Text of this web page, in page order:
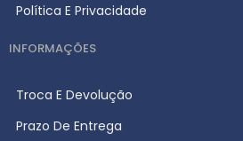
Política E Privacidade
INFORMAÇÕES
Troca E Devolução
Prazo De Entrega